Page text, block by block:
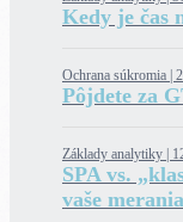
Kedy je čas
Ochrana súkromia |
Pôjdete za
Základy analytiky |
SPA vs.
vaše